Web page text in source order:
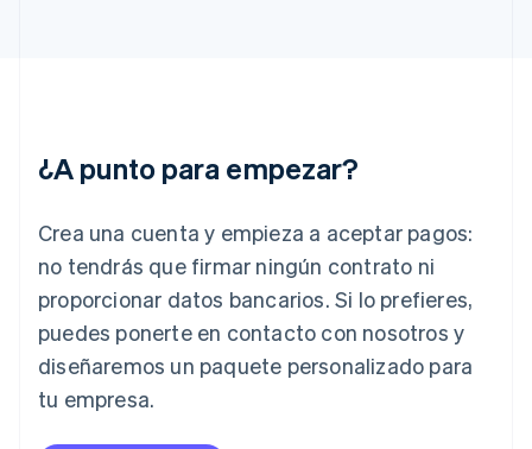
¿A punto para empezar?
Crea una cuenta y empieza a aceptar pagos:
no tendrás que firmar ningún contrato ni
proporcionar datos bancarios. Si lo prefieres,
puedes ponerte en contacto con nosotros y
diseñaremos un paquete personalizado para
tu empresa.
India
English
Italia
ItalianoEnglish
Japón
日本語 English
Letonia
Liechtenstein